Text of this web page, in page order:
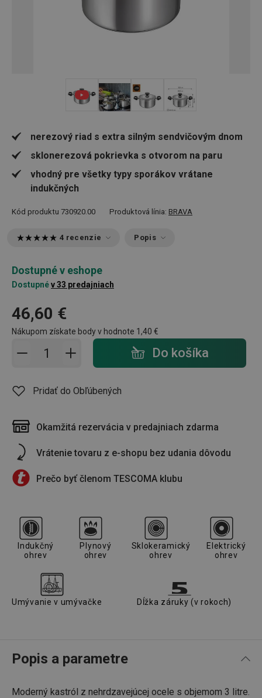
nerezový riad s extra silným sendvičovým dnom
sklonerezová pokrievka s otvorom na paru
vhodný pre všetky typy sporákov vrátane
indukčných
Kód produktu 730920.00 Produktová línia: BRAVA
4 recenzie Popis
Dostupné v eshope
Dostupnév 33 predajniach
46,60 €
Nákupom získate body v hodnote 1,40 €
Pridať do košíka - počet Do košíka
Pridať do Obľúbených
Okamžitá rezervácia v predajniach zdarma
Vrátenie tovaru z e-shopu bez udania dôvodu
Prečo byť členom TESCOMA klubu
Indukčný
ohrev
Plynový
ohrev
Sklokeramický
ohrev
Elektrický
ohrev
Umývanie v umývačke Dĺžka záruky (v rokoch)
Popis a parametre
Moderný kastról z nehrdzavejúcej ocele s objemom 3 litre.